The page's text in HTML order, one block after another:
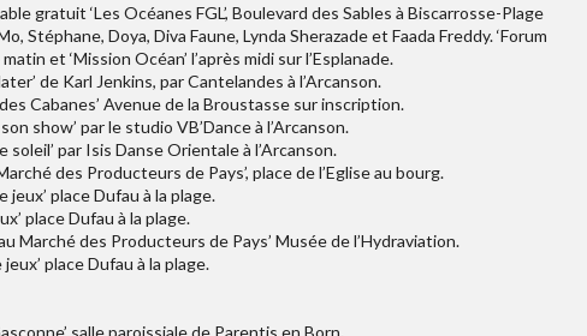
gratuit ‘Les Océanes FGL’, Boulevard des Sables à Biscarrosse-Plage
Stéphane, Doya, Diva Faune, Lynda Sherazade et Faada Freddy. ‘Forum
et ‘Mission Océan’ l’après midi sur l’Esplanade.
de Karl Jenkins, par Cantelandes à l’Arcanson.
Cabanes’ Avenue de la Broustasse sur inscription.
show’ par le studio VB’Dance à l’Arcanson.
soleil’ par Isis Danse Orientale à l’Arcanson.
des Producteurs de Pays’, place de l’Eglise au bourg.
jeux’ place Dufau à la plage.
place Dufau à la plage.
Marché des Producteurs de Pays’ Musée de l’Hydraviation.
place Dufau à la plage.
salle paroissiale de Parentis en Born.